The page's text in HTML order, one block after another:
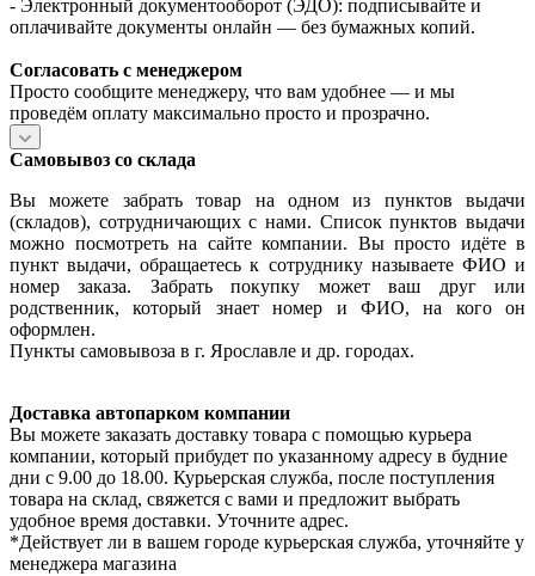
- Электронный документооборот (ЭДО): подписывайте и
оплачивайте документы онлайн — без бумажных копий.
Согласовать с менеджером
Просто сообщите менеджеру, что вам удобнее — и мы
проведём оплату максимально просто и прозрачно.
Самовывоз со склада
Вы можете забрать товар на одном из пунктов выдачи
(складов), сотрудничающих с нами. Список пунктов выдачи
можно посмотреть на сайте компании. Вы просто идёте в
пункт выдачи, обращаетесь к сотруднику называете ФИО и
номер заказа. Забрать покупку может ваш друг или
родственник, который знает номер и ФИО, на кого он
оформлен.
Пункты самовывоза в г. Ярославле и др. городах.
Доставка автопарком компании
Вы можете заказать доставку товара с помощью курьера
компании, который прибудет по указанному адресу в будние
дни с 9.00 до 18.00. Курьерская служба, после поступления
товара на склад, свяжется с вами и предложит выбрать
удобное время доставки. Уточните адрес.
*Действует ли в вашем городе курьерская служба, уточняйте у
менеджера магазина